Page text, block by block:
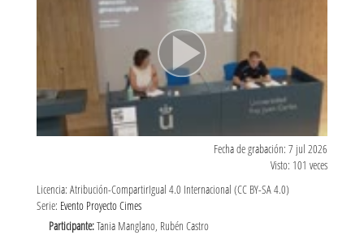
Fecha de grabación: 7 jul 2026
Visto: 101 veces
Licencia: Atribución-CompartirIgual 4.0 Internacional (CC BY-SA 4.0)
Serie: Evento Proyecto Cimes
Participante:Tania Manglano, Rubén Castro